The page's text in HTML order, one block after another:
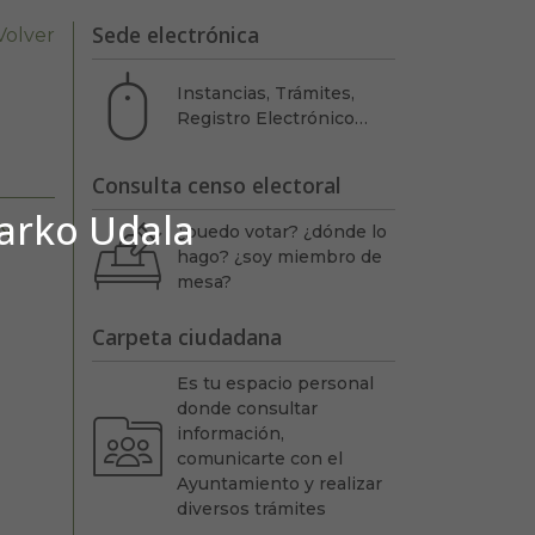
Udala
Sede electrónica
Instancias, Trámites,
Registro Electrónico…
Consulta censo electoral
¿puedo votar? ¿dónde lo
hago? ¿soy miembro de
mesa?
Carpeta ciudadana
Es tu espacio personal
donde consultar
información,
comunicarte con el
Ayuntamiento y realizar
diversos trámites